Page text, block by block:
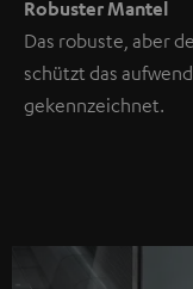
Robuster Mantel
Das robuste, aber
schützt das
gekennzeichnet.